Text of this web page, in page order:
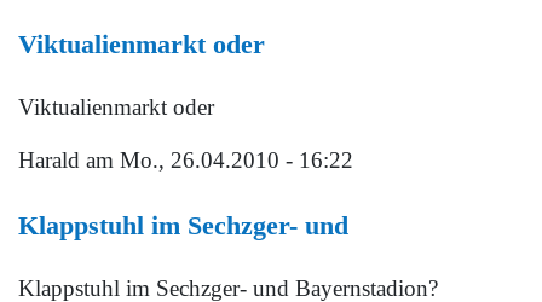
Viktualienmarkt oder
Viktualienmarkt oder
Harald am Mo., 26.04.2010 - 16:22
Klappstuhl im Sechzger- und
Klappstuhl im Sechzger- und Bayernstadion?